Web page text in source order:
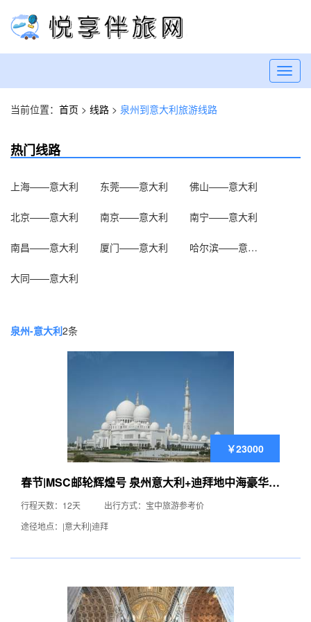
当前位置： 首页 > 线路 > 泉州到意大利旅游线路
热门线路
上海——意大利 东莞——意大利 佛山——意大利
北京——意大利 南京——意大利 南宁——意大利
南昌——意大利 厦门——意大利 哈尔滨——意大利
大同——意大利
泉州-意大利2条
￥23000
春节|MSC邮轮辉煌号 泉州意大利+迪拜地中海豪华游
行程天数：12天
出行方式：宝中旅游参考价
途径地点：|意大利|迪拜